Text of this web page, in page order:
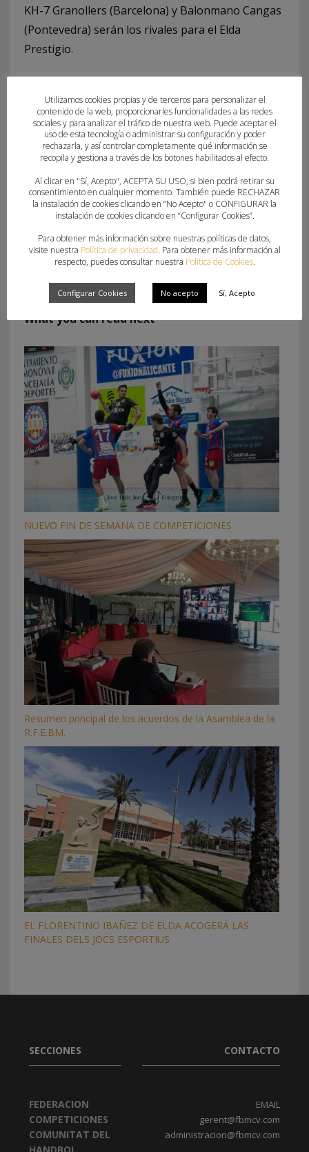
KH-7 Granollers (Barcelona) y Balonmano Cangas
(Pontevedra) serán los rivales para el Elda
Prestigio.
l@s campeon@s de España!
Por parte del Comité Técnico de Árbitros, Adrián
Aroca y Vlad Cocinschi son los árbitros designados
delegados Cande Navarro y Raúl García.
What you can read next
NUEVO FIN DE SEMANA DE COMPETICIONES
Resumen principal de los acuerdos de la Asamblea de la
R.F.E.BM.
EL FLORENTINO IBAÑEZ DE ELDA ACOGERÁ LAS
FINALES DELS JOCS ESPORTIUS
SECCIONES
FEDERACION
COMPETICIONES
COMUNITAT DEL
CONTACTO
EMAIL
gerent@fbmcv.com
administracion@fbmcv.com
Utilizamos cookies propias y de terceros para personalizar el
contenido de la web, proporcionarles funcionalidades a las redes
sociales y para analizar el tráfico de nuestra web. Puede aceptar el
uso de esta tecnología o administrar su configuración y poder
rechazarla, y así controlar completamente qué información se
recopila y gestiona a través de los botones habilitados al efecto.
Al clicar en "Sí, Acepto", ACEPTA SU USO, si bien podrá retirar su
consentimiento en cualquier momento. También puede RECHAZAR
la instalación de cookies clicando en “No Acepto" o CONFIGURAR la
instalación de cookies clicando en “Configurar Cookies”.
Para obtener más información sobre nuestras políticas de datos,
visite nuestra Política de privacidad. Para obtener más información al
respecto, puedes consultar nuestra Política de Cookies.
Configurar Cookies No acepto Sí, Acepto